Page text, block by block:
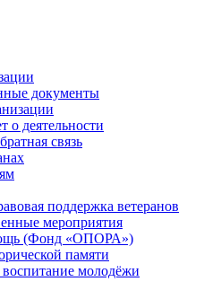
документы
о деятельности
связь
поддержка ветеранов
мероприятия
(Фонд «ОПОРА»)
памяти
молодёжи